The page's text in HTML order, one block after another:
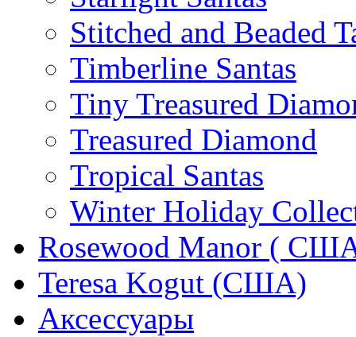
Stitched and Beaded
Timberline Santas
Tiny Treasured
Treasured Diamond
Tropical Santas
Winter Holiday
Rosewood Manor (
Teresa Kogut (США)
Аксессуары